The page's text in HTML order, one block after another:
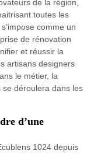
de la région,
toutes les
comme un
de rénovation
et réussir la
artisans designers
le métier, la
déroulera dans les
d’une
1024 depuis